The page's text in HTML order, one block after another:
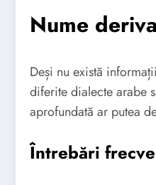
Nume
Deși nu există
diferite dialecte arabe
aprofundată ar putea
Întrebări